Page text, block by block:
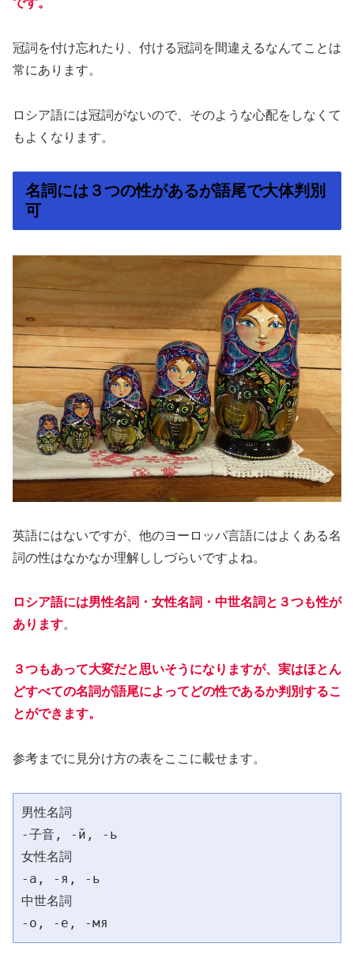
です。
冠詞を付け忘れたり、付ける冠詞を間違えるなんてことは
常にあります。
ロシア語には冠詞がないので、そのような心配をしなくて
もよくなります。
名詞には３つの性があるが語尾で大体判別
可
英語にはないですが、他のヨーロッパ言語にはよくある名
詞の性はなかなか理解ししづらいですよね。
ロシア語には男性名詞・女性名詞・中世名詞と３つも性が
あります。
３つもあって大変だと思いそうになりますが、実はほとん
どすべての名詞が語尾によってどの性であるか判別するこ
とができます。
参考までに見分け方の表をここに載せます。
男性名詞
-子音, -й, -ь
女性名詞
-а, -я, -ь
中世名詞
-о, -е, -мя